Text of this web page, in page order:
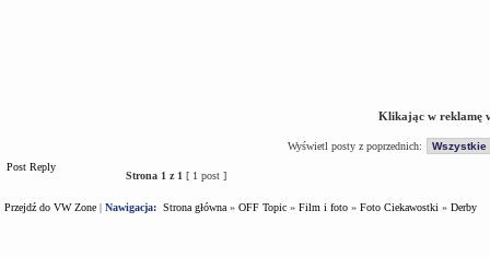
Klikając w reklamę
Wyświetl posty z poprzednich:
Post Reply
Strona 1 z 1 [ 1 post ]
Przejdź do VW Zone | Nawigacja: Strona główna » OFF Topic » Film i foto » Foto Ciekawostki » Derby